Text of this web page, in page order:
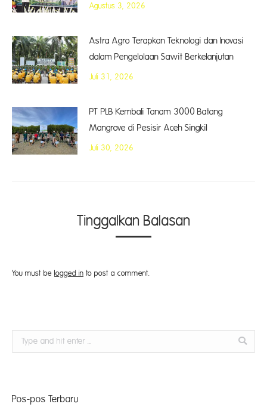
Agustus 3, 2026
Astra Agro Terapkan Teknologi dan Inovasi
dalam Pengelolaan Sawit Berkelanjutan
Juli 31, 2026
PT PLB Kembali Tanam 3000 Batang
Mangrove di Pesisir Aceh Singkil
Juli 30, 2026
Tinggalkan Balasan
You must be logged in to post a comment.
Search:
Pos-pos Terbaru